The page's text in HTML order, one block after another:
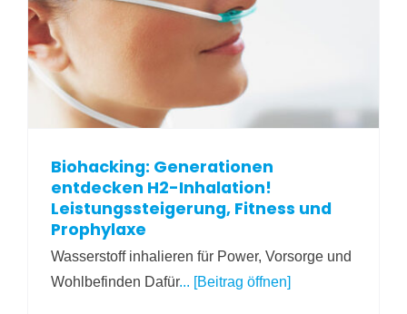
Biohacking: Generationen
entdecken H2-Inhalation!
Leistungssteigerung, Fitness und
Prophylaxe
Wasserstoff inhalieren für Power, Vorsorge und
Wohlbefinden Dafür... [Beitrag öffnen]